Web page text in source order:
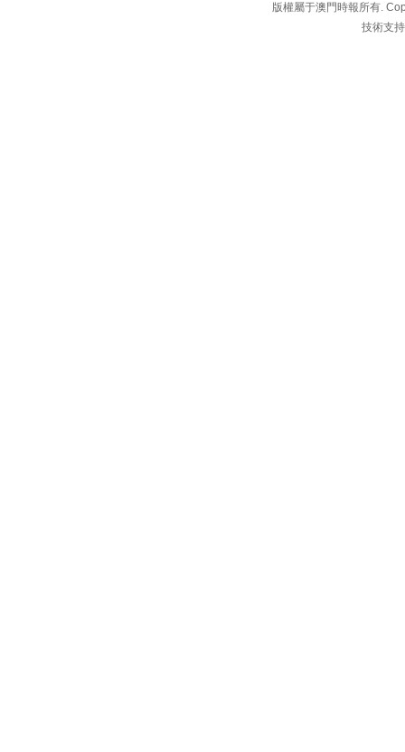
版權屬于澳門時報所有.
技術支